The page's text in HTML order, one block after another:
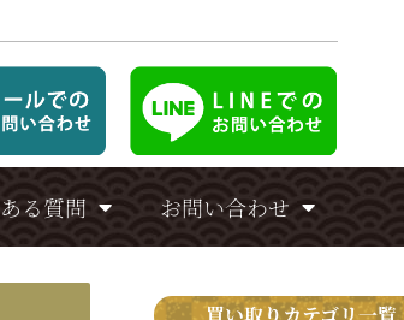
る質問 お問い合わせ